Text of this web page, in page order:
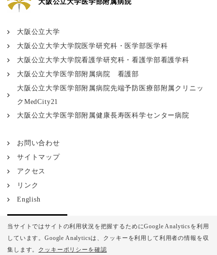
当サイトではサイトの利用状況を把握するためにGoogle Analyticsを利用
しています。Google Analyticsは、 クッキーを利用して利用者の情報を収
集します。 クッキーポリシーを確認
大阪公立大学医学部附属病院
大阪公立大学
大阪公立大学大学院医学研究科・医学部医学科
大阪公立大学大学院看護学研究科・看護学部看護学科
大阪公立大学医学部附属病院 看護部
大阪公立大学医学部附属病院先端予防医療部附属クリニッ
クMedCity21
大阪公立大学医学部附属健康長寿医科学センター病院
お問い合わせ
サイトマップ
アクセス
リンク
English